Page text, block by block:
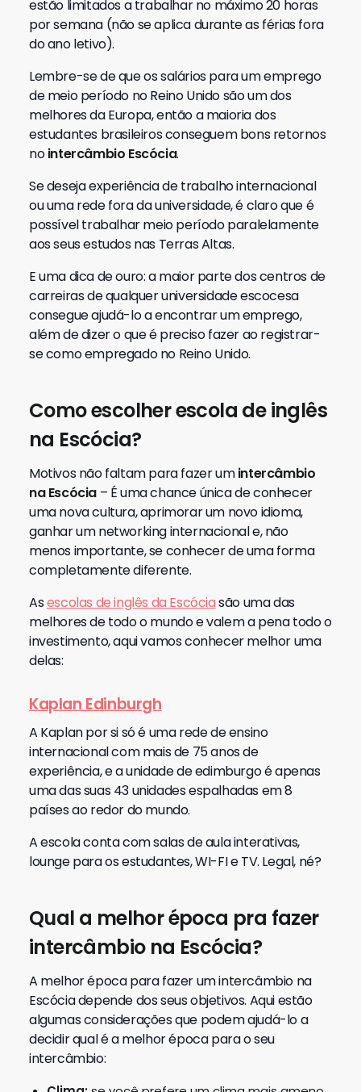
estão limitados a trabalhar no máximo 20 horas
por semana (não se aplica durante as férias fora
do ano letivo).
Lembre-se de que os salários para um emprego
de meio período no Reino Unido são um dos
melhores da Europa, então a maioria dos
estudantes brasileiros conseguem bons retornos
nointercâmbio Escócia.
Se deseja experiência de trabalho internacional
ou uma rede fora da universidade, é claro que é
possível trabalhar meio período paralelamente
aos seus estudos nas Terras Altas.
E uma dica de ouro: a maior parte dos centros de
carreiras de qualquer universidade escocesa
consegue ajudá-lo a encontrar um emprego,
além de dizer o que é preciso fazer ao registrar-
se como empregado no Reino Unido.
Como escolher escola de inglês
na Escócia?
Motivos não faltam para fazer umintercâmbio
na Escócia – É uma chance única de conhecer
uma nova cultura, aprimorar um novo idioma,
ganhar um networking internacional e, não
menos importante, se conhecer de uma forma
completamente diferente.
Asescolas de inglês da Escóciasão uma das
melhores de todo o mundo e valem a pena todo o
investimento, aqui vamos conhecer melhor uma
delas:
Kaplan Edinburgh
A Kaplan por si só é uma rede de ensino
internacional com mais de 75 anos de
experiência, e a unidade de edimburgo é apenas
uma das suas 43 unidades espalhadas em 8
países ao redor do mundo.
A escola conta com salas de aula interativas,
lounge para os estudantes, WI-FI e TV. Legal, né?
Qual a melhor época pra fazer
intercâmbio na Escócia?
A melhor época para fazer um intercâmbio na
Escócia depende dos seus objetivos. Aqui estão
algumas considerações que podem ajudá-lo a
decidir qual é a melhor época para o seu
intercâmbio: